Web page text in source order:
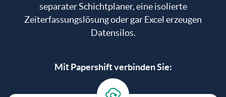
separater Schichtplaner, eine isolierte
Zeiterfassungslösung oder gar Excel erzeugen
Datensilos.
Mit Papershift verbinden Sie: